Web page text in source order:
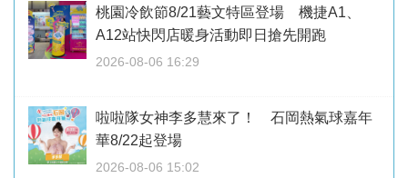
桃園冷飲節8/21藝文特區登場 機捷A1、
A12站快閃店暖身活動即日搶先開跑
2026-08-06 16:29
啦啦隊女神李多慧來了！ 石岡熱氣球嘉年
華8/22起登場
2026-08-06 15:02